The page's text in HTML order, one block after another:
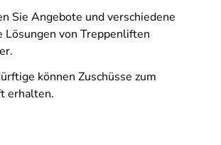
Sie Angebote und verschiedene
Lösungen von Treppenliften
können Zuschüsse zum
erhalten.